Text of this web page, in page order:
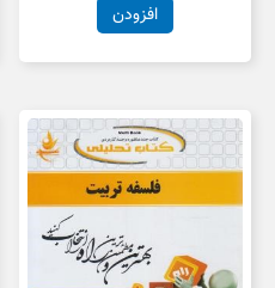
افزودن